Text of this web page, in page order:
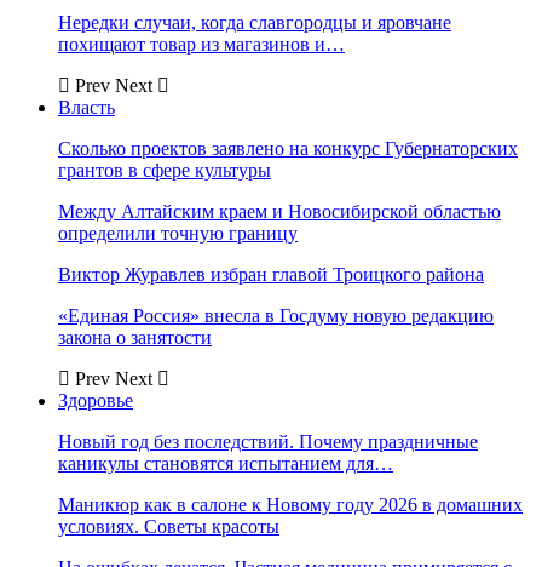
Нередки случаи, когда славгородцы и яровчане
похищают товар из магазинов и…
Prev Next
Власть
Сколько проектов заявлено на конкурс Губернаторских
грантов в сфере культуры
Между Алтайским краем и Новосибирской областью
определили точную границу
Виктор Журавлев избран главой Троицкого района
«Единая Россия» внесла в Госдуму новую редакцию
закона о занятости
Prev Next
Здоровье
Новый год без последствий. Почему праздничные
каникулы становятся испытанием для…
Маникюр как в салоне к Новому году 2026 в домашних
условиях. Советы красоты